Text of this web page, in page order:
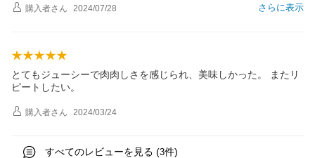
さらに表示
購入者さん 2024/07/28
とてもジューシーで肉肉しさを感じられ、美味しかった。 またリ
ピートしたい。
購入者さん 2024/03/24
すべてのレビューを見る (3件)